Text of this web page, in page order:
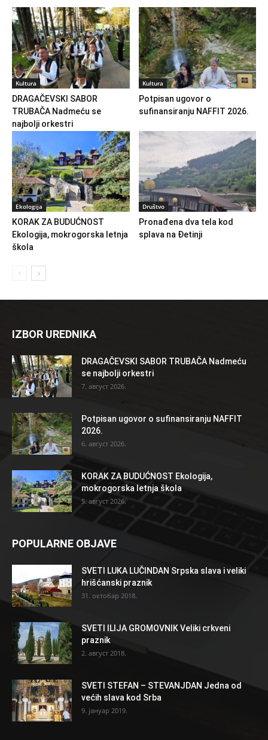
Kultura
DRAGAČEVSKI SABOR
TRUBAČA Nadmeću se
najbolji orkestri
Kultura
Potpisan ugovor o
sufinansiranju NAFFIT 2026.
Ekologija
KORAK ZA BUDUĆNOST
Ekologija, mokrogorska letnja
škola
Društvo
Pronađena dva tela kod
splava na Đetinji
IZBOR UREDNIKA
DRAGAČEVSKI SABOR TRUBAČA Nadmeću
se najbolji orkestri
7. август 2026.
Potpisan ugovor o sufinansiranju NAFFIT
2026.
6. август 2026.
KORAK ZA BUDUĆNOST Ekologija,
mokrogorska letnja škola
5. август 2026.
POPULARNE OBJAVE
SVETI LUKA LUČINDAN Srpska slava i veliki
hrišćanski praznik
31. октобар 2018.
SVETI ILIJA GROMOVNIK Veliki crkveni
praznik
2. август 2018.
SVETI STEFAN – STEVANJDAN Jedna od
većih slava kod Srba
9. јануар 2019.